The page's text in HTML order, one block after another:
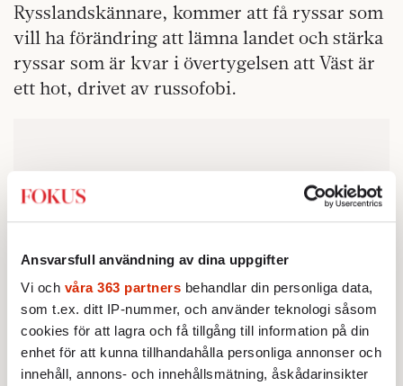
Ansvarsfull användning av dina uppgifter
Vi och våra 363 partners behandlar din personliga data,
som t.ex. ditt IP-nummer, och använder teknologi såsom
cookies för att lagra och få tillgång till information på din
enhet för att kunna tillhandahålla personliga annonser och
innehåll, annons- och innehållsmätning, åskådarinsikter
Rysslandskännare, kommer att få ryssar som
vill ha förändring att lämna landet och stärka
ryssar som är kvar i övertygelsen att Väst är
ett hot, drivet av russofobi.